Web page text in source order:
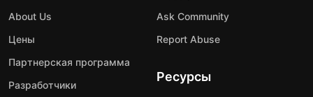
About Us
Цены
Партнерская программа
Разработчики
Ask Community
Report Abuse
Ресурсы